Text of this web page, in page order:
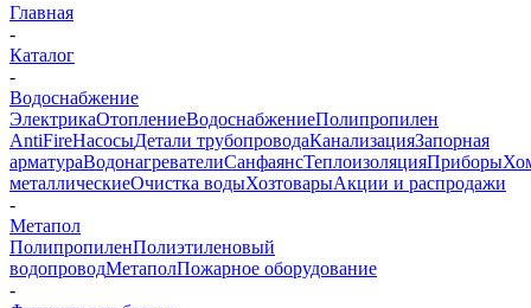
Главная
-
Каталог
-
Водоснабжение
ЭлектрикаОтоплениеВодоснабжениеПолипропилен
AntiFireНасосыДетали трубопроводаКанализацияЗапорная
арматураВодонагревателиСанфаянсТеплоизоляцияПриборы
металлическиеОчистка водыХозтоварыАкции и распродажи
-
Метапол
ПолипропиленПолиэтиленовый
водопроводМетаполПожарное оборудование
-